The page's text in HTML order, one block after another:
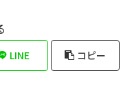
LINE コピー